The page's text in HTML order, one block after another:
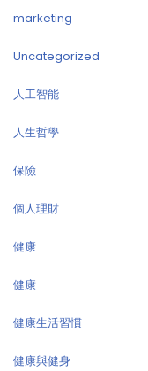
marketing
Uncategorized
人工智能
人生哲學
保險
個人理財
健康
健康
健康生活習慣
健康與健身